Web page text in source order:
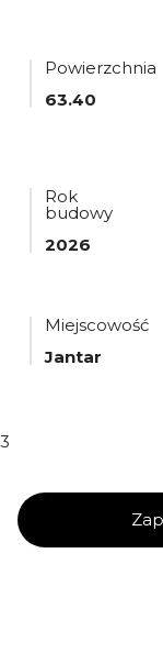
Powierzchnia
63.40
Rok
budowy
2026
Miejscowość
Jantar
3